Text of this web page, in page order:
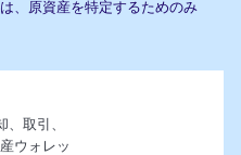
、原資産を特定するためのみ
取引、
ウォレッ